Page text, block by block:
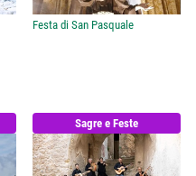
Festa di San Pasquale
Sagre e Feste